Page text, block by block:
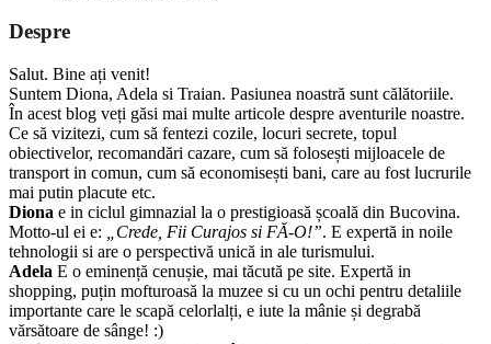
Despre
Salut. Bine ați venit!
Suntem Diona, Adela si Traian. Pasiunea noastră sunt călătoriile.
În acest blog veți găsi mai multe articole despre aventurile noastre.
Ce să vizitezi, cum să fentezi cozile, locuri secrete, topul
obiectivelor, recomandări cazare, cum să folosești mijloacele de
transport in comun, cum să economisești bani, care au fost lucrurile
mai putin placute etc.
Diona e in ciclul gimnazial la o prestigioasă școală din Bucovina.
Motto-ul ei e:
„Crede, Fii Curajos si FĂ-O!”. E expertă in noile
tehnologii si are o perspectivă unică in ale turismului.
Adela E o eminență cenușie, mai tăcută pe site. Expertă in
shopping, puțin mofturoasă la muzee si cu un ochi pentru detaliile
importante care le scapă celorlalți, e iute la mânie și degrabă
vărsătoare de sânge! :)